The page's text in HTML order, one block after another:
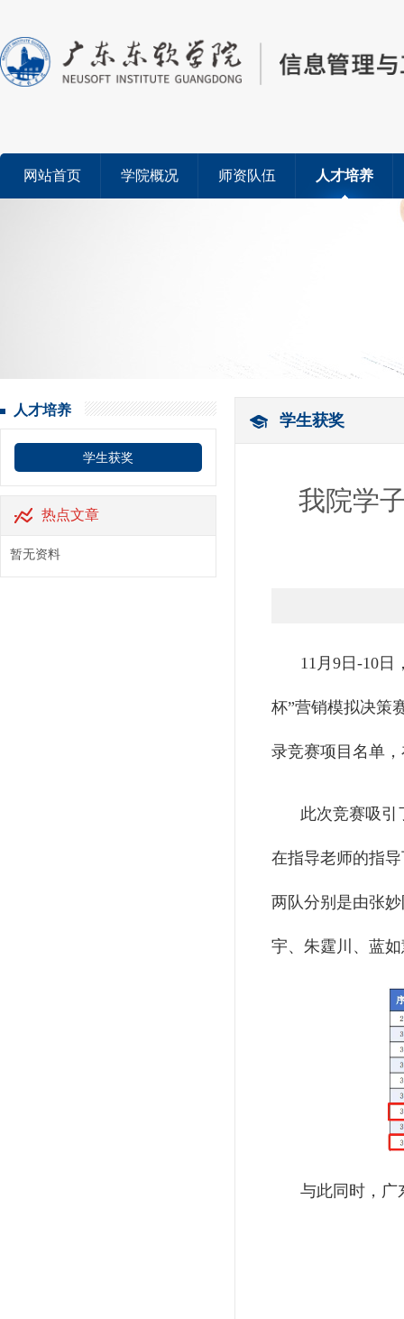
网站首页 学院概况 师资队伍 人才培养
人才培养
学生获奖
热点文章
暂无资料
学生获奖
我院学
11月9日-10
杯”营销模拟决策
录竞赛项目名单
此次竞赛吸引
在指导老师的指
两队分别是由张
宇、朱霆川、蓝
与此同时，广